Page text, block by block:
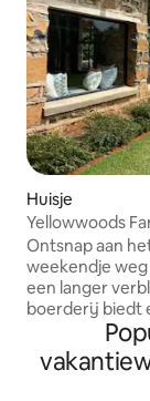
Huisje
Yellowwoods
-2slaapkamer
Ontsnap aan
weekendje
een langer
boerderij biedt
KZN Midlands
graag dat we